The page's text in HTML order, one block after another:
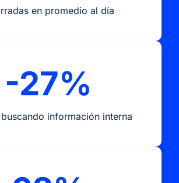
en promedio al día
-27%
información interna